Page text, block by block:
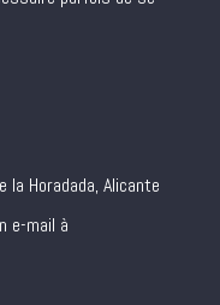
Horadada, Alicante
e-mail à